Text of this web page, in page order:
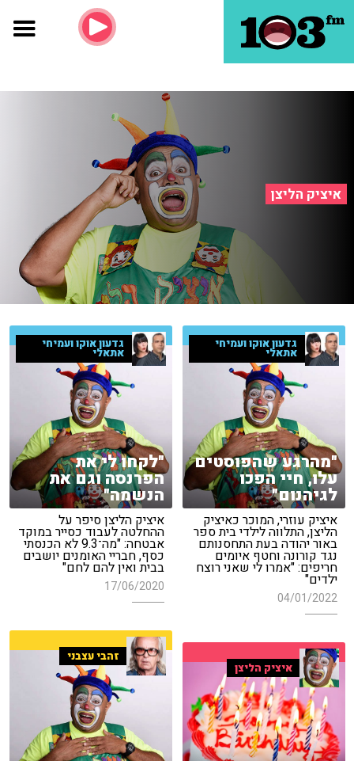
איציק הליצן
גדעון אוקו ועמיחי
אתאלי
"מהרגע שהפוסטים
עלו, חיי הפכו
לגיהנום"
איציק עוזרי, המוכר כאיציק
הליצן, התלווה לילדי בית ספר
באור יהודה בעת התחסנותם
נגד קורונה וחטף איומים
חריפים: "אמרו לי שאני רוצח
ילדים"
04/01/2022
גדעון אוקו ועמיחי
אתאלי
"לקחו לי את
הפרנסה וגם את
הנשמה"
איציק הליצן סיפר על
ההחלטה לעבוד כסייר במוקד
אבטחה: "מה־9.3 לא הכנסתי
כסף, חבריי האומנים יושבים
בבית ואין להם לחם"
17/06/2020
זהבי עצבני
איציק הליצן